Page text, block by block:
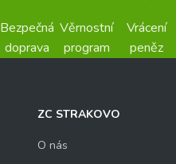
Bezpečná
doprava
Věrnostní
program
Vrácení
peněz
ZC STRAKOVO
O nás